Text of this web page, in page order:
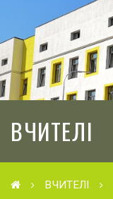
ВЧИТЕЛІ
ВЧИТЕЛІ